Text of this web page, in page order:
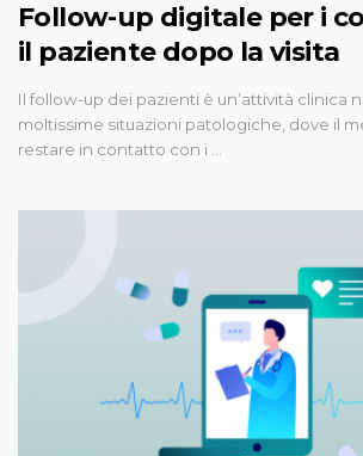
Follow-up digitale per i
il paziente dopo la visita
Il follow-up dei pazienti è un’attività clinica
moltissime situazioni patologiche, dove il
restare in contatto con i …